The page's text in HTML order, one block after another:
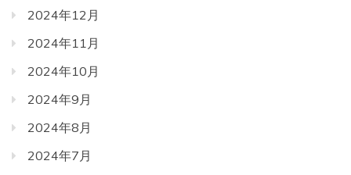
2024年12月
2024年11月
2024年10月
2024年9月
2024年8月
2024年7月